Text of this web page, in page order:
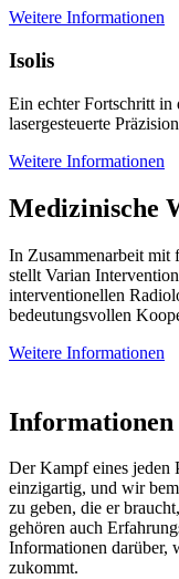
Weitere Informationen
Isolis
Ein echter Fortschritt
lasergesteuerte
Weitere Informationen
Medizinische
In Zusammenarbeit mit
stellt Varian
interventionellen
bedeutungsvollen
Weitere Informationen
Der Kampf eines jeden
einzigartig, und wir
zu geben, die er
gehören auch
Informationen darüber,
zukommt.